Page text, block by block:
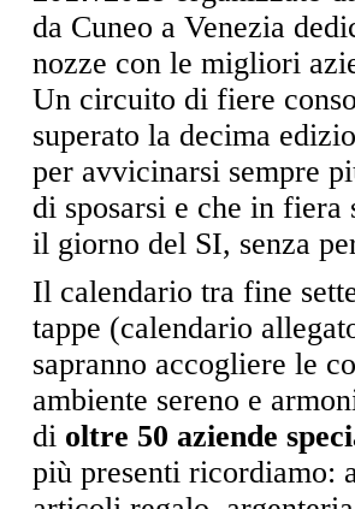
da Cuneo a Venezia
nozze con le migliori
Un circuito di fiere
superato la decima
per avvicinarsi sempre
di sposarsi e che in
il giorno del SI, senza
Il calendario tra fine
tappe (calendario
sapranno accogliere le
ambiente sereno e
di oltre 50 aziende
più presenti ricordiamo: